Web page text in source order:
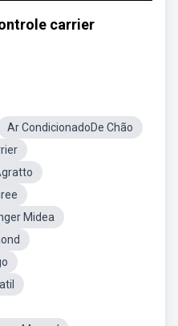
carrier
Ar CondicionadoDe Chão
Midea